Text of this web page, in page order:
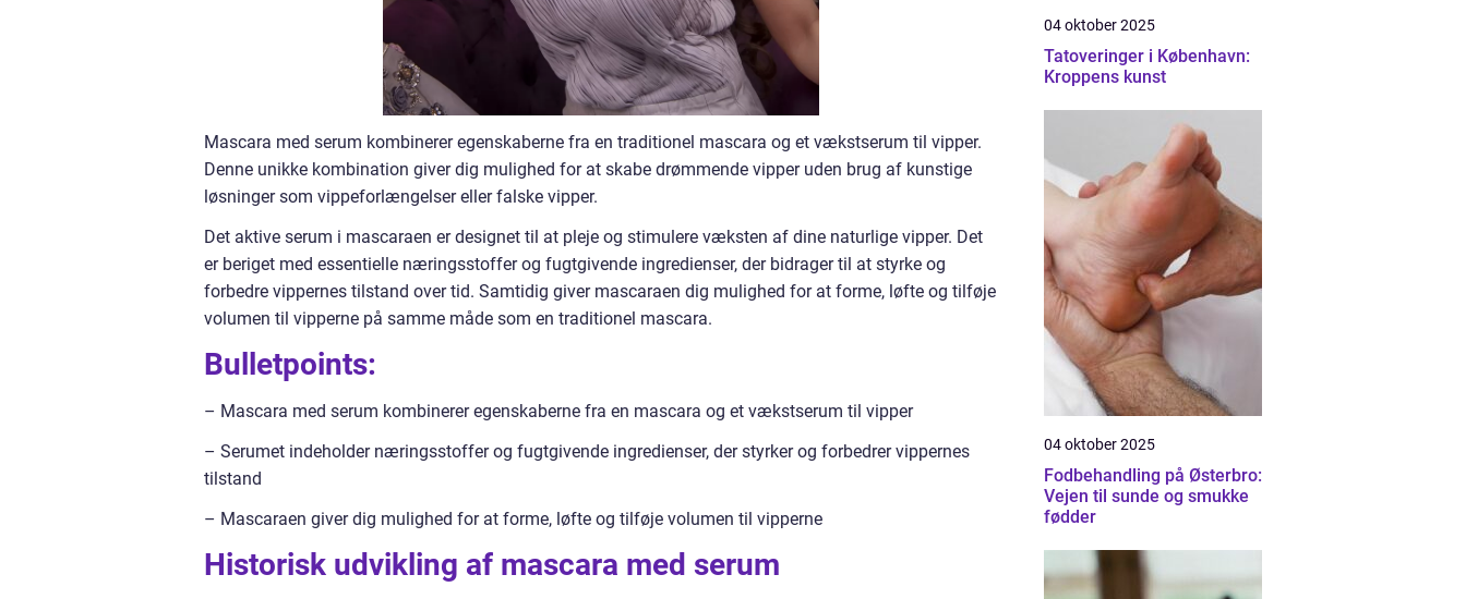
Mascara med serum kombinerer egenskaberne fra en traditionel mascara og et vækstserum til vipper.
Denne unikke kombination giver dig mulighed for at skabe drømmende vipper uden brug af kunstige
løsninger som vippeforlængelser eller falske vipper.
Det aktive serum i mascaraen er designet til at pleje og stimulere væksten af dine naturlige vipper. Det
er beriget med essentielle næringsstoffer og fugtgivende ingredienser, der bidrager til at styrke og
forbedre vippernes tilstand over tid. Samtidig giver mascaraen dig mulighed for at forme, løfte og tilføje
volumen til vipperne på samme måde som en traditionel mascara.
Bulletpoints:
– Mascara med serum kombinerer egenskaberne fra en mascara og et vækstserum til vipper
– Serumet indeholder næringsstoffer og fugtgivende ingredienser, der styrker og forbedrer vippernes
tilstand
– Mascaraen giver dig mulighed for at forme, løfte og tilføje volumen til vipperne
Historisk udvikling af mascara med serum
04 oktober 2025
Tatoveringer i København:
Kroppens kunst
04 oktober 2025
Fodbehandling på Østerbro:
Vejen til sunde og smukke
fødder